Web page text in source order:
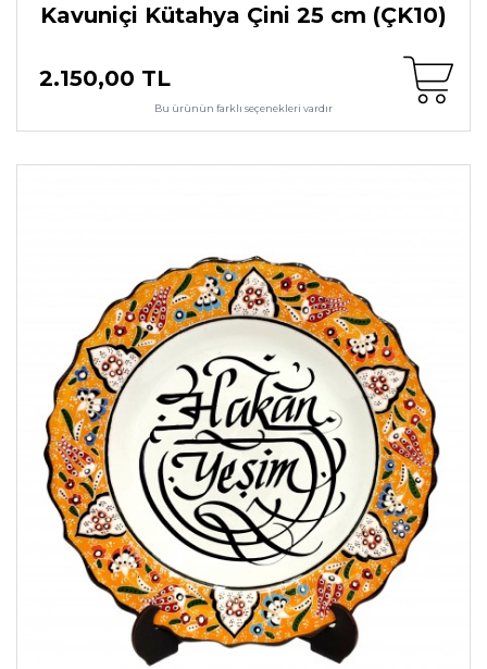
Kavuniçi Kütahya Çini 25 cm (ÇK10)
2.150,00 TL
Bu ürünün farklı seçenekleri vardır